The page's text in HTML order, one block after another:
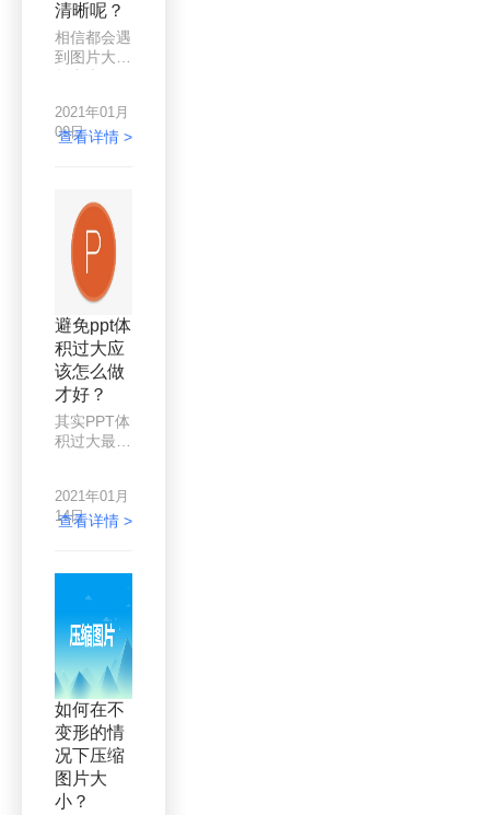
清晰呢？
相信都会遇
到图片大小
传的情况。
在这种情况
前那么清
晰。网上也
有很多压缩
软件，但是
压缩的效果
就参差不
齐，那么有
什么办法可
以让图片压
缩后保持清
晰呢？
2021年01月
09日
查看详情 >
避免ppt体
积过大应
该怎么做
才好？
其实PPT体
积过大最主
字再多也不
会占用太多
别是像素越
高的图片，
但是对我们
来说，图片
能保持清晰
可见就行，
不一定是太
高的像素，
所以在制作
PPT的时
候，整理素
材的时候最
2021年01月
14日
查看详情 >
如何在不
变形的情
况下压缩
图片大
小？